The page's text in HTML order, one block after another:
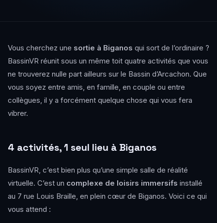
Vous cherchez une sortie à Biganos qui sort de l’ordinaire ?
BassinVR réunit sous un même toit quatre activités que vous
ne trouverez nulle part ailleurs sur le Bassin d’Arcachon. Que
vous soyez entre amis, en famille, en couple ou entre
collègues, il y a forcément quelque chose qui vous fera
vibrer.
4 activités, 1 seul lieu à Biganos
BassinVR, c’est bien plus qu’une simple salle de réalité
virtuelle. C’est un complexe de loisirs immersifs installé
au 7 rue Louis Braille, en plein cœur de Biganos. Voici ce qui
vous attend :